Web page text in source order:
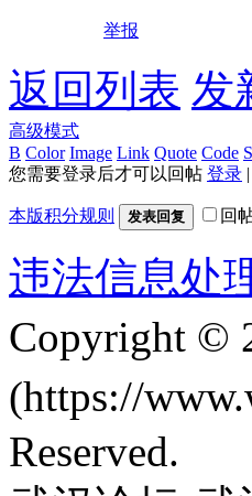
举报
返回列表 发
高级模式
B Color Image Link Quote Code
您需要登录后才可以回帖 登录 |
本版积分规则 发表回复 回
违法信息处
Copyright ©
(https://
Reserved.